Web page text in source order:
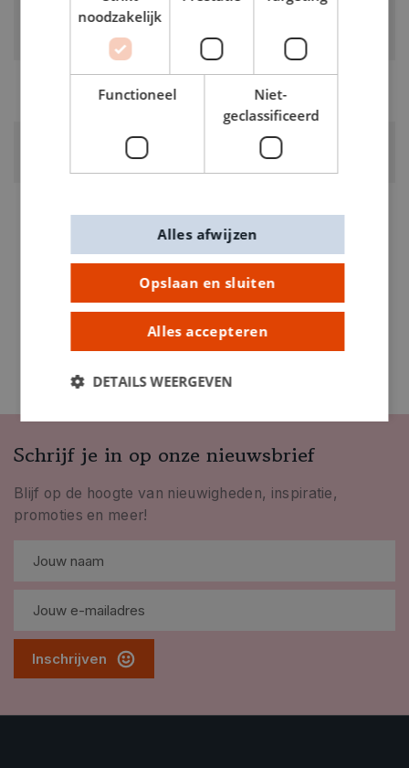
RUBRIEK:
Stiften dekkend
Schrijf je in op onze nieuwsbrief
Blijf op de hoogte van nieuwigheden, inspiratie,
promoties en meer!
Inschrijven
noodzakelijk
Functioneel
Niet-
geclassificeerd
Opslaan en sluiten
Alles accepteren
Alles afwijzen
DETAILS WEERGEVEN